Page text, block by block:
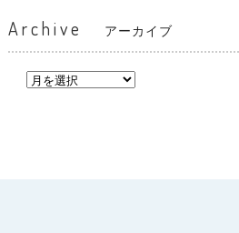
Archive アーカイブ